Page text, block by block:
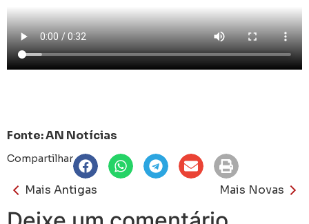
Fonte: AN Notícias
Compartilhar
Mais Antigas Mais Novas